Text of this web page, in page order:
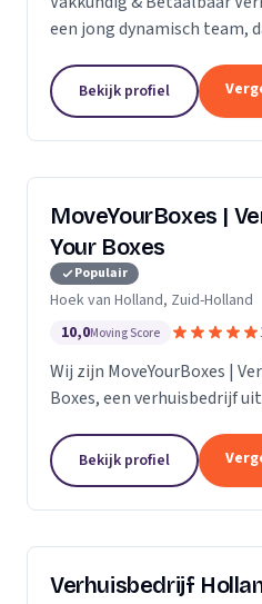
een jong dynamisch team,
Vraag naar de
Bekijk profiel
MoveYourBoxes |
Your Boxes
Populair
Hoek van Holland, Zuid-Holland
10,0Moving Score
Wij zijn MoveYourBoxes |
Boxes, een verhuisbedrijf
Bekijk profiel
Verhuisbedrijf